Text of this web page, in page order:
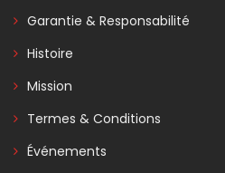
Garantie & Responsabilité
Histoire
Mission
Termes & Conditions
Événements